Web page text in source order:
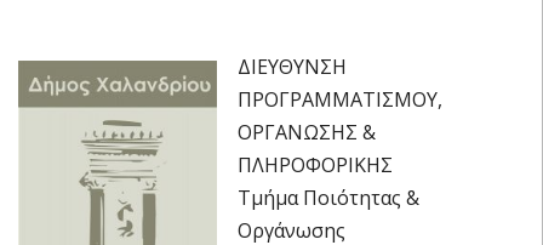
ΔΙΕΥΘΥΝΣΗ
ΠΡΟΓΡΑΜΜΑΤΙΣΜΟΥ,
ΟΡΓΑΝΩΣΗΣ &
ΠΛΗΡΟΦΟΡΙΚΗΣ
Τμήμα Ποιότητας &
Οργάνωσης